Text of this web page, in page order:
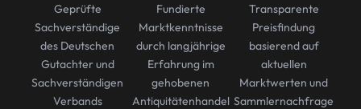
Geprüfte
Sachverständige
des Deutschen
Gutachter und
Sachverständigen
Verbands
Fundierte
Marktkenntnisse
durch langjährige
Erfahrung im
gehobenen
Antiquitätenhandel
Transparente
Preisfindung
basierend auf
aktuellen
Marktwerten und
Sammlernachfrage